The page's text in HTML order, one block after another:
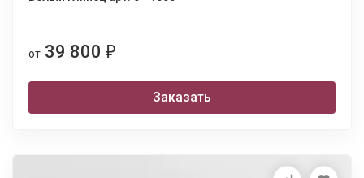
от 39 800 ₽
Заказать